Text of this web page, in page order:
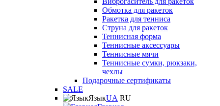
Обмотка для ракеток
Ракетка для тенниса
Струна для ракеток
Теннисная форма
Теннисные аксессуары
Теннисные мячи
Теннисные сумки, рюкзаки,
чехлы
Подарочные сертификаты
SALE
ЯзыкUA RU